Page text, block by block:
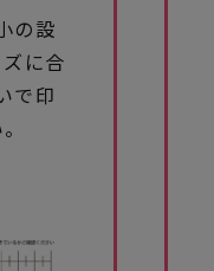
の設
に合
で印